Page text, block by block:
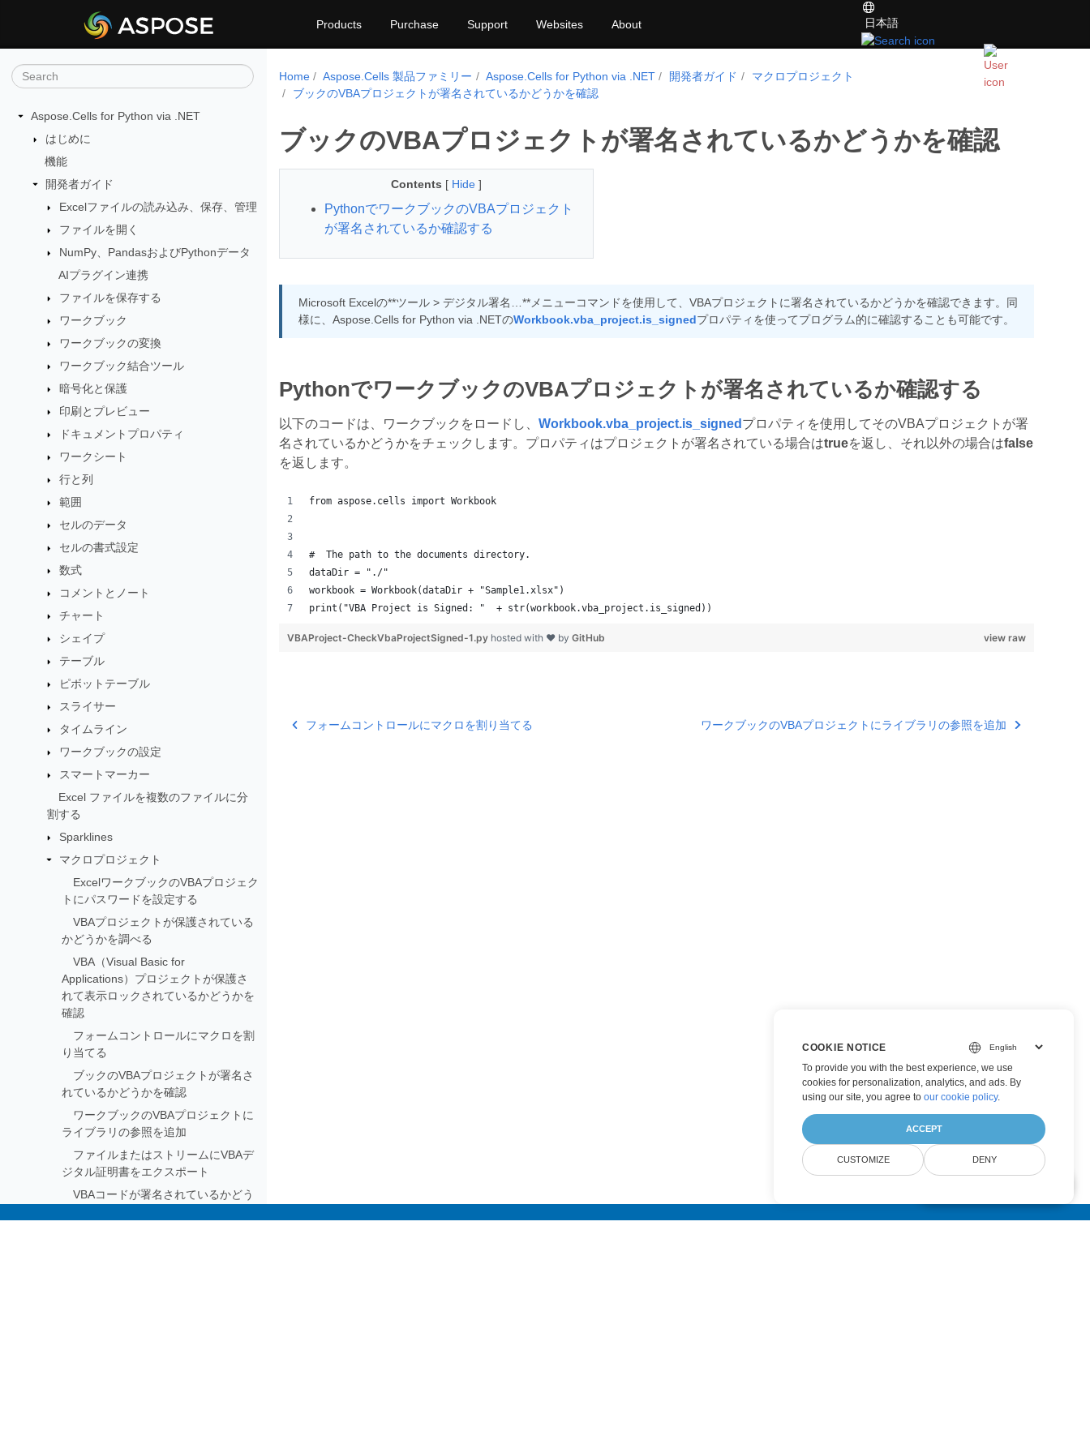
日本語
Products Purchase Support Websites About
Aspose.Cells for Python via .NET
はじめに
機能
開発者ガイド
Excelファイルの読み込み、保存、管理
ファイルを開く
NumPy、PandasおよびPythonデータ
AIプラグイン連携
ファイルを保存する
ワークブック
ワークブックの変換
ワークブック結合ツール
暗号化と保護
印刷とプレビュー
ドキュメントプロパティ
ワークシート
行と列
範囲
セルのデータ
セルの書式設定
数式
コメントとノート
チャート
シェイプ
テーブル
ピボットテーブル
スライサー
タイムライン
ワークブックの設定
スマートマーカー
Excel ファイルを複数のファイルに分
割する
Sparklines
マクロプロジェクト
ExcelワークブックのVBAプロジェク
トにパスワードを設定する
VBAプロジェクトが保護されている
かどうかを調べる
VBA（Visual Basic for
Applications）プロジェクトが保護さ
れて表示ロックされているかどうかを
確認
フォームコントロールにマクロを割
り当てる
ブックのVBAプロジェクトが署名さ
れているかどうかを確認
ワークブックのVBAプロジェクトに
ライブラリの参照を追加
ファイルまたはストリームにVBAデ
ジタル証明書をエクスポート
VBAコードが署名されているかどう
Home Aspose.Cells 製品ファミリー Aspose.Cells for Python via .NET 開発者ガイド
マクロプロジェクト
ブックのVBAプロジェクトが署名されているかどうかを確認
ブックのVBAプロジェクトが署名されているかどうかを確認
Contents [ Hide ]
PythonでワークブックのVBAプロジェクト
が署名されているか確認する
Microsoft Excelの**ツール > デジタル署名…**メニューコマンドを使用して、VBAプロジェクトに署名されているかどうかを確認できます。同
様に、Aspose.Cells for Python via .NETのWorkbook.vba_project.is_signedプロパティを使ってプログラム的に確認することも可能です。
PythonでワークブックのVBAプロジェクトが署名されているか確認する
以下のコードは、ワークブックをロードし、 Workbook.vba_project.is_signed プロパティを使用してそのVBAプロジェクトが署
名されているかどうかをチェックします。プロパティはプロジェクトが署名されている場合はtrueを返し、それ以外の場合はfalse
を返します。
from aspose.cells import Workbook
#  The path to the documents directory.
dataDir = "./"
workbook = Workbook(dataDir + "Sample1.xlsx")
print("VBA Project is Signed: "  + str(workbook.vba_project.is_signed))
view raw
VBAProject-CheckVbaProjectSigned-1.py hosted with ❤ by GitHub
フォームコントロールにマクロを割り当てる ワークブックのVBAプロジェクトにライブラリの参照を追加
COOKIE NOTICE
To provide you with the best experience, we use
cookies for personalization, analytics, and ads. By
using our site, you agree to our cookie policy.
ACCEPT
CUSTOMIZE DENY